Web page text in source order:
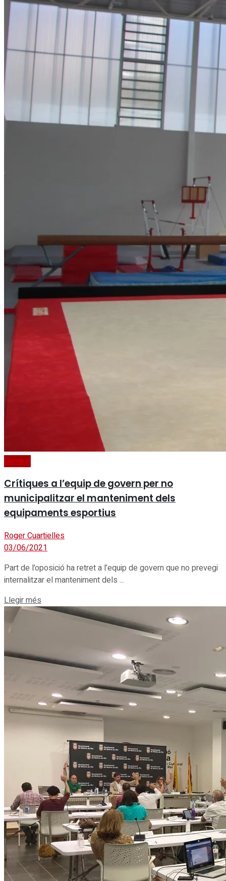
General
Crítiques a l’equip de govern per no
municipalitzar el manteniment dels
equipaments esportius
Roger Cuartielles
03/06/2021
Part de l’oposició ha retret a l’equip de govern que no prevegi
internalitzar el manteniment dels ...
Llegir més